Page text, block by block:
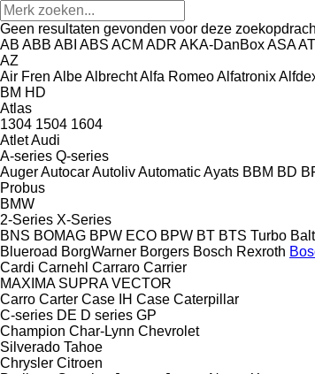
Geen resultaten gevonden voor deze
AB ABB ABI ABS ACM ADR AKA-DanBoxASA
AZ
Air Fren AlbeAlbrechtAlfa RomeoAlfatronix
BM HD
Atlas
1304 1504 1604
AtletAudi
A-series Q-series
AugerAutocarAutolivAutomaticAyats BBM BD
Probus
BMW
2-Series X-Series
BNS BOMAG BPW ECO BPW BT BTS Turbo
Blueroad BorgWarner Borgers Bosch Rexroth
Cardi Carnehl Carraro Carrier
MAXIMA SUPRA VECTOR
Carro Carter Case IH Case Caterpillar
C-series DE D series GP
Champion Char-Lynn Chevrolet
Silverado Tahoe
Chrysler Citroen